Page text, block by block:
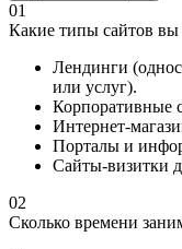
01
Какие типы сайтов вы
Лендинги
или услуг).
Корпоративные
Интернет-
Порталы и
Сайты-визитки
02
Сколько времени